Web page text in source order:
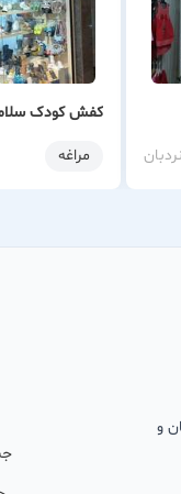
نردبان
کفش کودک
مراغه
و